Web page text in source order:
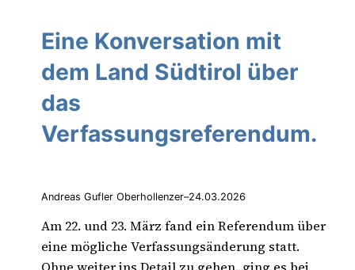
Eine Konversation mit
dem Land Südtirol über
das
Verfassungsreferendum.
Andreas Gufler Oberhollenzer–24.03.2026
Am 22. und 23. März fand ein Referendum über
eine mögliche Verfassungsänderung statt.